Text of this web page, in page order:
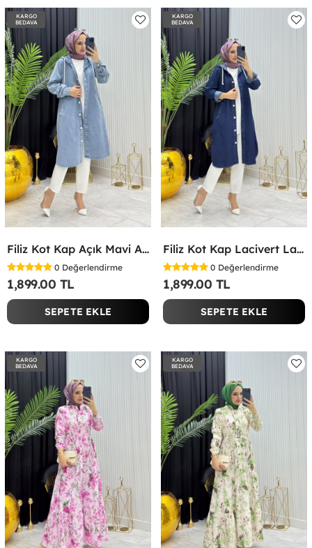
KARGO
BEDAVA
Filiz Kot Kap Açık Mavi Açık Mavi
0 Değerlendirme
1,899.00 TL
SEPETE EKLE
KARGO
BEDAVA
Filiz Kot Kap Lacivert Lacivert
0 Değerlendirme
1,899.00 TL
SEPETE EKLE
KARGO
BEDAVA
KARGO
BEDAVA